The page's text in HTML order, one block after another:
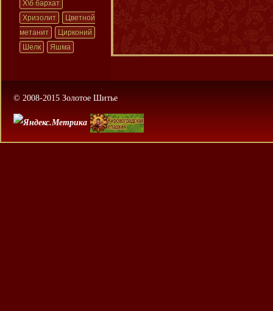
Х\б бархат
Хризолит
Цветной
метанит
Цирконий
Шелк
Яшма
© 2008-2015 Золотое Шитье